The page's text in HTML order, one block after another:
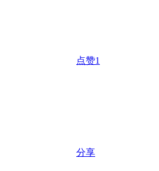
点赞1
分享